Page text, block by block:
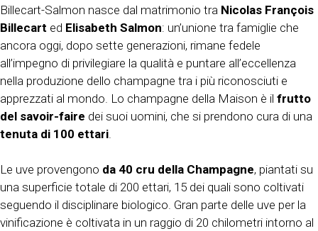
Billecart-Salmon nasce dal matrimonio tra Nicolas François
Billecart ed Elisabeth Salmon: un’unione tra famiglie che
ancora oggi, dopo sette generazioni, rimane fedele
all’impegno di privilegiare la qualità e puntare all’eccellenza
nella produzione dello champagne tra i più riconosciuti e
apprezzati al mondo. Lo champagne della Maison è il frutto
del savoir-faire dei suoi uomini, che si prendono cura di una
tenuta di 100 ettari
Le uve provengono da 40 cru della Champagne, piantati su
una superficie totale di 200 ettari, 15 dei quali sono coltivati
seguendo il disciplinare biologico. Gran parte delle uve per la
vinificazione è coltivata in un raggio di 20 chilometri intorno al